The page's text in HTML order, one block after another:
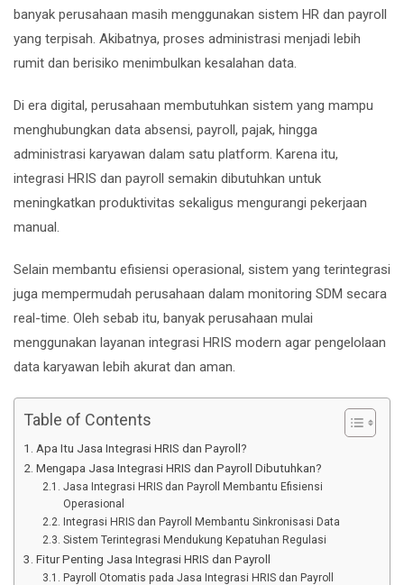
banyak perusahaan masih menggunakan sistem HR dan payroll
yang terpisah. Akibatnya, proses administrasi menjadi lebih
rumit dan berisiko menimbulkan kesalahan data.
Di era digital, perusahaan membutuhkan sistem yang mampu
menghubungkan data absensi, payroll, pajak, hingga
administrasi karyawan dalam satu platform. Karena itu,
integrasi HRIS dan payroll semakin dibutuhkan untuk
meningkatkan produktivitas sekaligus mengurangi pekerjaan
manual.
Selain membantu efisiensi operasional, sistem yang terintegrasi
juga mempermudah perusahaan dalam monitoring SDM secara
real-time. Oleh sebab itu, banyak perusahaan mulai
menggunakan layanan integrasi HRIS modern agar pengelolaan
data karyawan lebih akurat dan aman.
Table of Contents
Apa Itu Jasa Integrasi HRIS dan Payroll?
Mengapa Jasa Integrasi HRIS dan Payroll Dibutuhkan?
Jasa Integrasi HRIS dan Payroll Membantu Efisiensi
Operasional
Integrasi HRIS dan Payroll Membantu Sinkronisasi Data
Sistem Terintegrasi Mendukung Kepatuhan Regulasi
Fitur Penting Jasa Integrasi HRIS dan Payroll
Payroll Otomatis pada Jasa Integrasi HRIS dan Payroll